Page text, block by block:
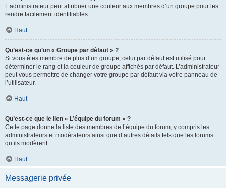
L’administrateur peut attribuer une couleur aux membres d’un groupe pour les
rendre facilement identifiables.
Haut
Qu’est-ce qu’un « Groupe par défaut » ?
Si vous êtes membre de plus d’un groupe, celui par défaut est utilisé pour
déterminer le rang et la couleur de groupe affichés par défaut. L’administrateur
peut vous permettre de changer votre groupe par défaut via votre panneau de
l’utilisateur.
Haut
Qu’est-ce que le lien « L’équipe du forum » ?
Cette page donne la liste des membres de l’équipe du forum, y compris les
administrateurs et modérateurs ainsi que d’autres détails tels que les forums
qu’ils modèrent.
Haut
Messagerie privée